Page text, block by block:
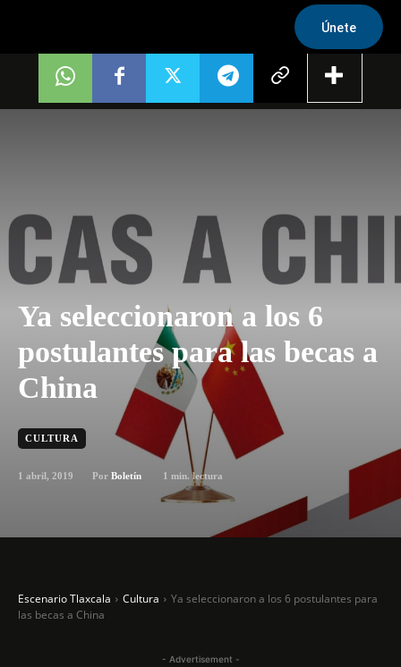
Únete
Ya seleccionaron a los 6
postulantes para las becas a
China
CULTURA
1 abril, 2019 Por Boletín 1 min. lectura
Escenario Tlaxcala Cultura
Ya seleccionaron a los 6 postulantes para
las becas a China
- Advertisement -